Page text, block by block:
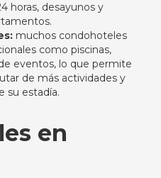
horas, desayunos y
muchos condohoteles
como piscinas,
eventos, lo que permite
de más actividades y
su estadía.
en